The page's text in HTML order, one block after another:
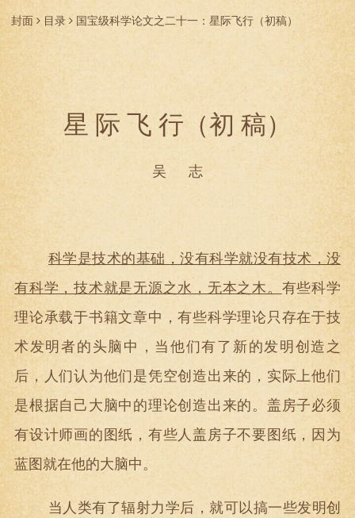
封面 目录 国宝级科学论文之二十一：星际飞行（初稿）
星 际 飞 行（初 稿）
吴 志
科学是技术的基础，没有科学就没有技术，没
有科学，技术就是无源之水，无本之木。 有些科学
理论承载于书籍文章中，有些科学理论只存在于技
术发明者的头脑中 ，当他们有了新的发明创造之
后，人们认为他们是凭空创造出来的，实际上他们
是根据自己大脑中的理论创造出来的。盖房子必须
有设计师画的图纸，有些人盖房子不要图纸，因为
蓝图就在他的大脑中。
当人类有了辐射力学后，就可以搞一些发明创